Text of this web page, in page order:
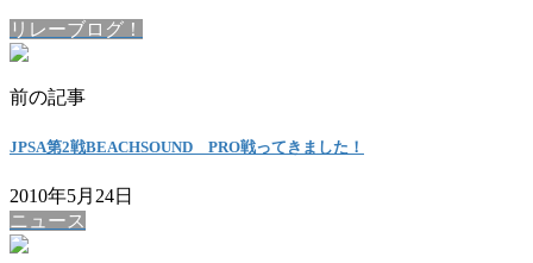
リレーブログ！
前の記事
JPSA第2戦BEACHSOUND PRO戦ってきました！
2010年5月24日
ニュース